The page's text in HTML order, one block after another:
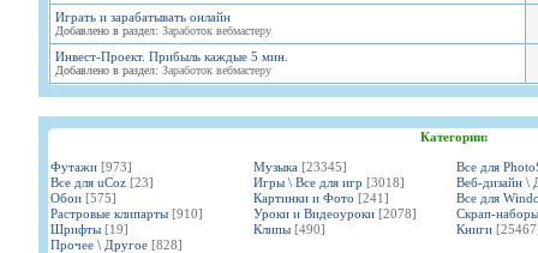
Играть и зарабатывать онлайн
Добавлено в раздел: Заработок вебмастеру
Инвест-Проект. Прибыль каждые 5 мин.
Добавлено в раздел: Заработок вебмастеру
Категории:
Футажи [973] Музыка [23345]
Все для
Все для uCoz [23] Игры \ Все для игр [3018]
Веб-дизайн \
Обои [575] Картинки и Фото [241]
Все для
Растровые клипарты [910] Уроки и Видеоуроки [2078]
Скрап-наборы
Шрифты [19] Клипы [490] Книги
Прочее \ Другое [828]